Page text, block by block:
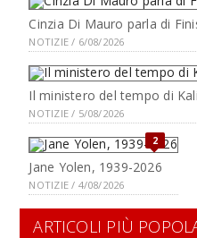
Cinzia Di Mauro parla di
NOTIZIE / 6/08/2026
Il ministero del tempo di
NOTIZIE / 5/08/2026
2
Jane Yolen, 1939-2026
NOTIZIE / 4/08/2026
ARTICOLI PIÙ